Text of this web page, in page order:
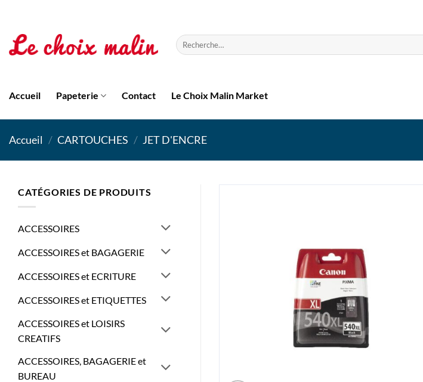
contenu
Recherche
pour :
Accueil Papeterie Contact Le Choix Malin Market
Accueil / CARTOUCHES / JET D'ENCRE
CATÉGORIES DE PRODUITS
ACCESSOIRES
ACCESSOIRES et BAGAGERIE
ACCESSOIRES et ECRITURE
ACCESSOIRES et ETIQUETTES
ACCESSOIRES et LOISIRS
CREATIFS
ACCESSOIRES, BAGAGERIE et
BUREAU